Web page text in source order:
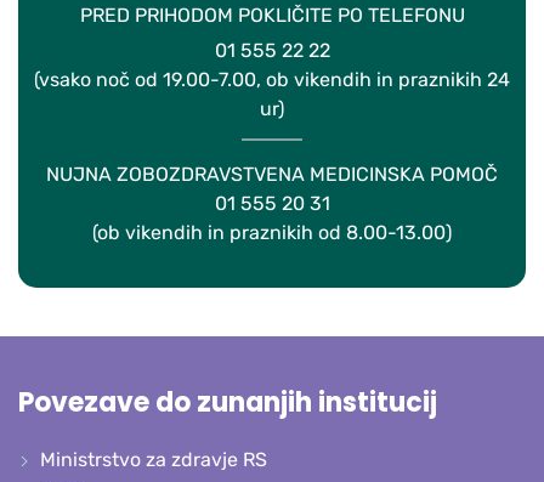
PRED PRIHODOM POKLIČITE PO TELEFONU
01 555 22 22
(vsako noč od 19.00-7.00, ob vikendih in praznikih 24
ur)
NUJNA ZOBOZDRAVSTVENA MEDICINSKA POMOČ
01 555 20 31
(ob vikendih in praznikih od 8.00-13.00)
Povezave do zunanjih institucij
Ministrstvo za zdravje RS